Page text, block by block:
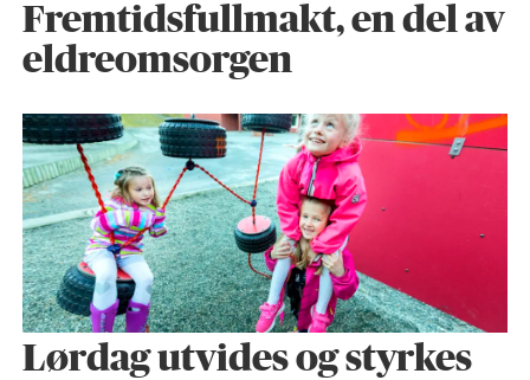
Fremtidsfullmakt, en del av
eldreomsorgen
Lørdag utvides og styrkes